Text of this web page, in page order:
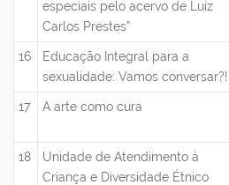
especiais pelo acervo de Luiz
Carlos Prestes”
16
Educação Integral para a
sexualidade: Vamos conversar?!
17 A arte como cura
18
Unidade de Atendimento à
Criança e Diversidade Étnico